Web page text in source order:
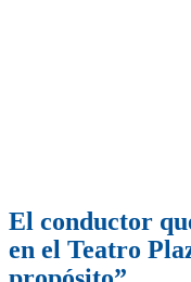
El conductor
en el Teatro